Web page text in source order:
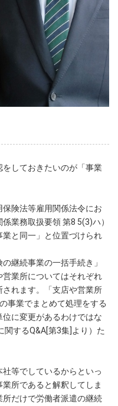
しておきたいのが「事業
険法等雇用関係法令にお
業務取扱要領 第8 5(3)ハ）
と同一」と位置づけられ
継続事業の一括手続き」
業所についてはそれぞれ
れます。「支店や営業所
事業でまとめて処理をする
に変更があるわけではな
関するQ&A[第3集]より）た
等でしているからといっ
所であると解釈してしま
だけで労働者派遣の継続